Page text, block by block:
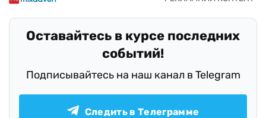
Оставайтесь в курсе последних
событий!
Подписывайтесь на наш канал в Telegram
Следить в Телеграмме